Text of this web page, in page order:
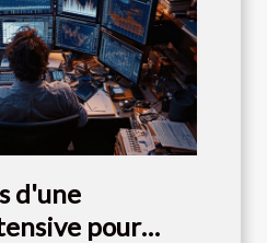
d'une
pour